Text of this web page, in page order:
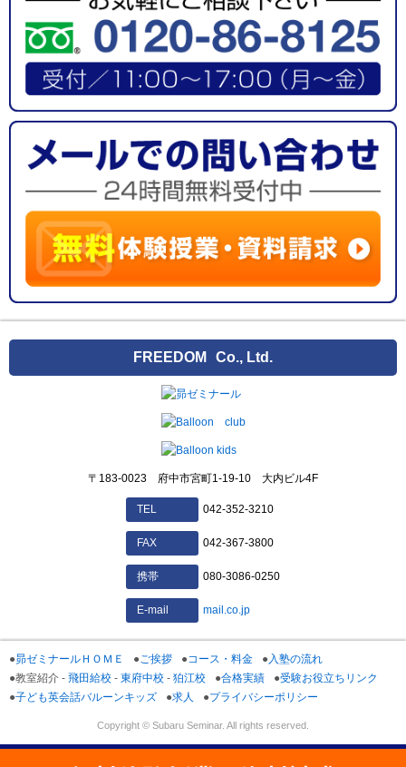
FREEDOM Co., Ltd.
〒183-0023 府中市宮町1-19-10 大内ビル4F
TEL 042-352-3210
FAX 042-367-3800
携帯 080-3086-0250
E-mail mail.co.jp
昴ゼミナールＨＯＭＥ ご挨拶 コース・料金
入塾の流れ
教室紹介 - 飛田給校 - 東府中校 - 狛江校 合格実績
受験お役立ちリンク
子ども英会話バルーンキッズ
求人 プライバシーポリシー
Copyright © Subaru Seminar. All rights reserved.